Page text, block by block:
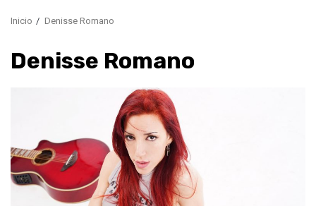
Inicio Denisse Romano
Denisse Romano